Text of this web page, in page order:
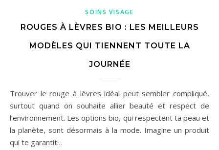
SOINS VISAGE
ROUGES À LÈVRES BIO : LES MEILLEURS
MODÈLES QUI TIENNENT TOUTE LA
JOURNÉE
Trouver le rouge à lèvres idéal peut sembler compliqué,
surtout quand on souhaite allier beauté et respect de
l’environnement. Les options bio, qui respectent ta peau et
la planète, sont désormais à la mode. Imagine un produit
qui te garantit…